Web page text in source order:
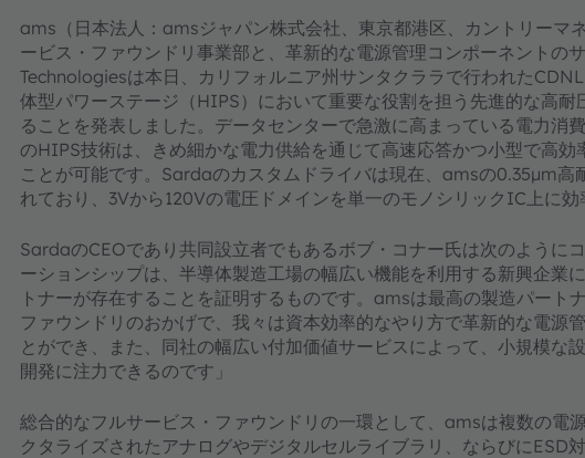
ams（日本法人：amsジャパン株式会社、東京都港区、カントリー
ービス・ファウンドリ事業部と、革新的な電源管理コンポーネントの
Technologiesは本日、カリフォルニア州サンタクララで行われた
体型パワーステージ（HIPS）において重要な役割を担う先進的な高
ることを発表しました。データセンターで急激に高まっている電力消
のHIPS技術は、きめ細かな電力供給を通じて高速応答かつ小型で高効
ことが可能です。Sardaのカスタムドライバは現在、amsの0.35µm高
れており、3Vから120Vの電圧ドメインを単一のモノシリックIC上に効
SardaのCEOであり共同設立者でもあるボブ・コナー氏は次のように
ーションシップは、半導体製造工場の幅広い機能を利用する新興企業
トナーが存在することを証明するものです。amsは最高の製造パート
ファウンドリのおかげで、我々は資本効率的なやり方で革新的な電源
とができ、また、同社の幅広い付加価値サービスによって、小規模な
開発に注力できるのです」
総合的なフルサービス・ファウンドリの一環として、amsは複数の電
クタライズされたアナログやデジタルセルライブラリ、ならびにESD